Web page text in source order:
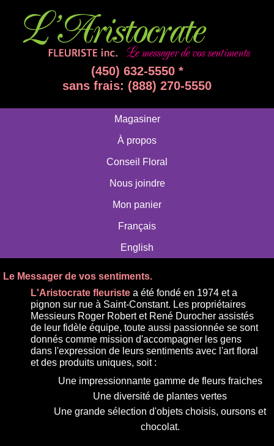
(450) 632-5550 *
sans frais: (888) 270-5550
Magasiner
À propos
Conseil Floral
Nous joindre
Mon panier
Français
English
Le Messager de vos sentiments.
L'Aristocrate fleuriste a été fondé en 1974 et a
pignon sur rue à Saint-Constant. Les propriétaires
Messieurs Roger Robert et René Durocher assistés
de leur fidèle équipe, toute aussi passionnée se sont
donnés comme mission d'accompagner les gens
dans l'expression de leurs sentiments avec l'art floral
et des produits uniques, soit :
Une impressionnante gamme de fleurs fraiches
Une diversité de plantes vertes
Une grande sélection d'objets choisis, oursons et
chocolat.